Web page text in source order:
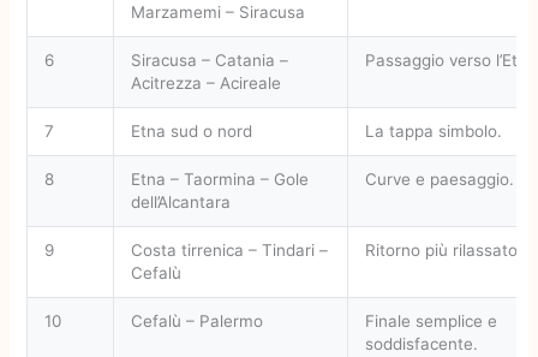
Marzamemi – Siracusa
6
Siracusa – Catania –
Acitrezza – Acireale
Passaggio verso
7 Etna sud o nord La tappa simbolo.
8
Etna – Taormina – Gole
dell’Alcantara
Curve e paesaggio.
9
Costa tirrenica – Tindari –
Cefalù
Ritorno più rilassato.
10 Cefalù – Palermo
Finale semplice e
soddisfacente.